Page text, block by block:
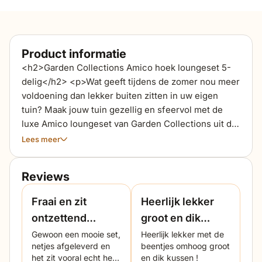
Product informatie
<h2>Garden Collections Amico hoek loungeset 5-
delig</h2> <p>Wat geeft tijdens de zomer nou meer
voldoening dan lekker buiten zitten in uw eigen
tuin? Maak jouw tuin gezellig en sfeervol met de
luxe Amico loungeset van Garden Collections uit de
Tuinmeubelshop collectie. De zeer robuuste white
prachtig geheel vormen met de bank. Met de royale
loungestoel ontstaat er een loungehoek voor
minimaal 6 personen. De extra grote loungepoef kan
gebruikt worden als voetenbank, maar met een
dienblad is hij ook handig als loungetafel, voor een
hapje en een drankje. Je kunt ook jouw eigen
Lees meer
Reviews
Fraai en zit
ontzettend
comfortabel
Gewoon een mooie set,
netjes afgeleverd en
het zit vooral echt heel
Heerlijk lekker
groot en dik
kussen erop !
Heerlijk lekker met de
beentjes omhoog groot
en dik kussen !